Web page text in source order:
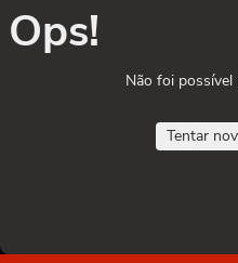
Ops!
Não foi
Tentar